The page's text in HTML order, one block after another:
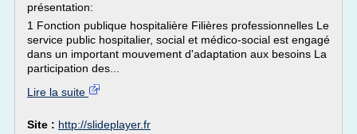
présentation:
1 Fonction publique hospitalière Filières professionnelles Le
service public hospitalier, social et médico-social est engagé
dans un important mouvement d'adaptation aux besoins La
participation des...
Lire la suite
Site : http://slideplayer.fr